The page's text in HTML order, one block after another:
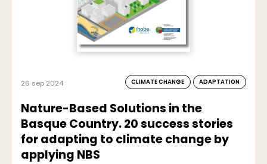
26 sep 2024 CLIMATE CHANGE ADAPTATION
Nature-Based Solutions in the
Basque Country. 20 success stories
for adapting to climate change by
applying NBS